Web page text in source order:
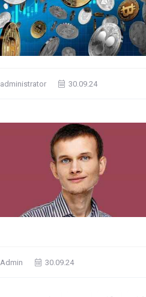
administrator 30.09.24
Admin 30.09.24